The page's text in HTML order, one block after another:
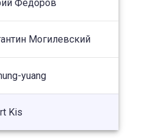
Федоров
Могилевский
yuang
Kis